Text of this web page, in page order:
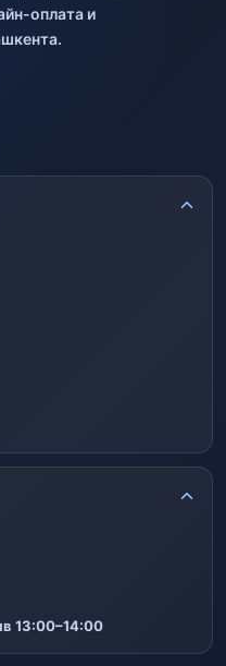
оплата и
13:00–14:00